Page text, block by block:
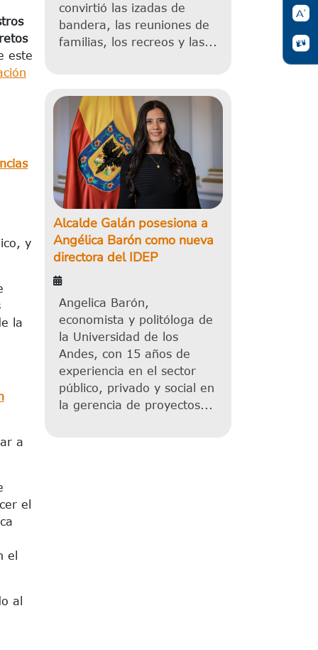
retos
este
y
la
a
el
el
al
convirtió las izadas de
bandera, las reuniones de
familias, los recreos y las...
Alcalde Galán posesiona a
Angélica Barón como nueva
directora del IDEP
Angelica Barón,
economista y politóloga de
la Universidad de los
Andes, con 15 años de
experiencia en el sector
público, privado y social en
la gerencia de proyectos...